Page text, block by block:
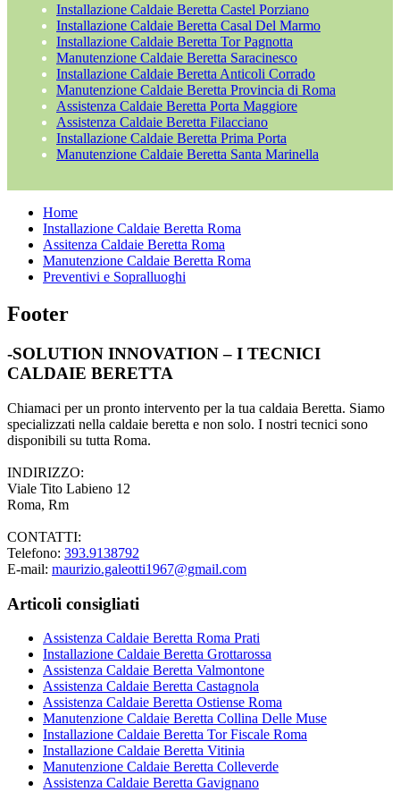
Installazione Caldaie Beretta Castel Porziano
Installazione Caldaie Beretta Casal Del Marmo
Installazione Caldaie Beretta Tor Pagnotta
Manutenzione Caldaie Beretta Saracinesco
Installazione Caldaie Beretta Anticoli Corrado
Manutenzione Caldaie Beretta Provincia di Roma
Assistenza Caldaie Beretta Porta Maggiore
Assistenza Caldaie Beretta Filacciano
Installazione Caldaie Beretta Prima Porta
Manutenzione Caldaie Beretta Santa Marinella
Home
Installazione Caldaie Beretta Roma
Assitenza Caldaie Beretta Roma
Manutenzione Caldaie Beretta Roma
Preventivi e Sopralluoghi
Footer
-SOLUTION INNOVATION – I TECNICI
CALDAIE BERETTA
Chiamaci per un pronto intervento per la tua caldaia Beretta. Siamo
specializzati nella caldaie beretta e non solo. I nostri tecnici sono
disponibili su tutta Roma.
INDIRIZZO:
Viale Tito Labieno 12
Roma, Rm
CONTATTI:
Telefono: 393.9138792
E-mail: maurizio.galeotti1967@gmail.com
Articoli consigliati
Assistenza Caldaie Beretta Roma Prati
Installazione Caldaie Beretta Grottarossa
Assistenza Caldaie Beretta Valmontone
Assistenza Caldaie Beretta Castagnola
Assistenza Caldaie Beretta Ostiense Roma
Manutenzione Caldaie Beretta Collina Delle Muse
Installazione Caldaie Beretta Tor Fiscale Roma
Installazione Caldaie Beretta Vitinia
Manutenzione Caldaie Beretta Colleverde
Assistenza Caldaie Beretta Gavignano